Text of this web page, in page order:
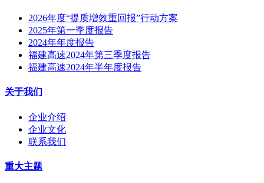
2026年度“提质增效重回报”行动方案
2025年第一季度报告
2024年年度报告
福建高速2024年第三季度报告
福建高速2024年半年度报告
关于我们
企业介绍
企业文化
联系我们
重大主题